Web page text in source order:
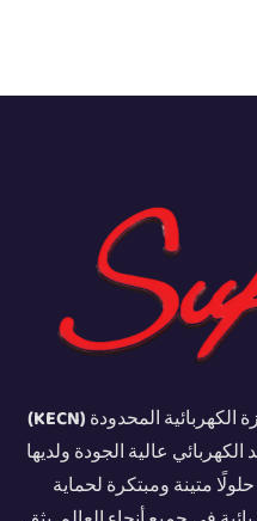
تعمل شركة وينتشو تشونغزه للأجهزة الكهربائية المحدودة (KECN)
عالية الجودة ولديها
نقدم حلولًا متينة ومبتكرة لحماية